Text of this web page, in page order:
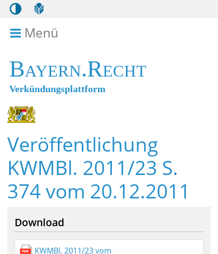
Menü
Bayern.Recht
Verkündungsplattform
Veröffentlichung
KWMBl. 2011/23 S.
374 vom 20.12.2011
Download
KWMBl. 2011/23 vom